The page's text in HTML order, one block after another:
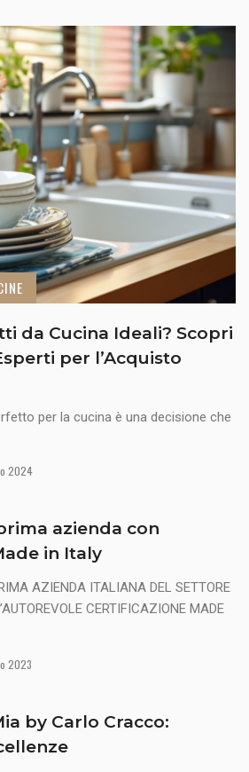
da Cucina Ideali? Scopri
per l’Acquisto
per la cucina è una decisione che
2024
azienda con
in Italy
AZIENDA ITALIANA DEL SETTORE
CERTIFICAZIONE MADE
2023
by Carlo Cracco: